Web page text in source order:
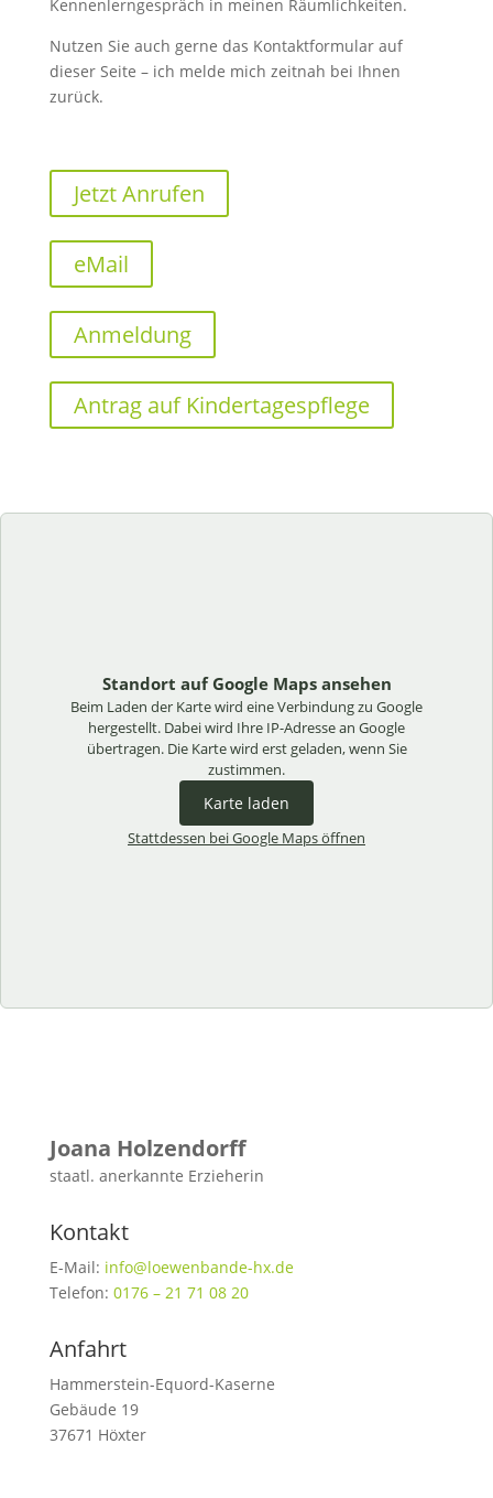
Kennenlerngespräch in meinen Räumlichkeiten.
Nutzen Sie auch gerne das Kontaktformular auf
dieser Seite – ich melde mich zeitnah bei Ihnen
zurück.
Jetzt Anrufen
eMail
Anmeldung
Antrag auf Kindertagespflege
Standort auf Google Maps ansehen
Beim Laden der Karte wird eine Verbindung zu Google
hergestellt. Dabei wird Ihre IP-Adresse an Google
übertragen. Die Karte wird erst geladen, wenn Sie
zustimmen.
Karte laden
Stattdessen bei Google Maps öffnen
Joana Holzendorff
staatl. anerkannte Erzieherin
Kontakt
E-Mail: info@loewenbande-hx.de
Telefon: 0176 – 21 71 08 20
Anfahrt
Hammerstein-Equord-Kaserne
Gebäude 19
37671 Höxter